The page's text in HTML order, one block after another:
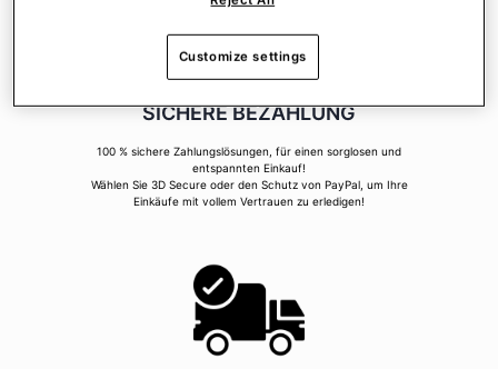
SICHERE BEZAHLUNG
100 % sichere Zahlungslösungen, für einen sorglosen und
entspannten Einkauf!
Wählen Sie 3D Secure oder den Schutz von PayPal, um Ihre
Einkäufe mit vollem Vertrauen zu erledigen!
Customize settings